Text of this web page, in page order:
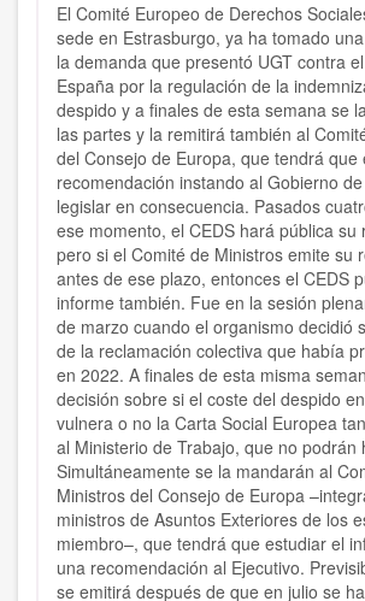
El Comité Europeo de Derechos
sede en Estrasburgo, ya ha tomado
la demanda que presentó UGT contra
España por la regulación de la
despido y a finales de esta semana se
las partes y la remitirá también al
del Consejo de Europa, que tendrá que
recomendación instando al Gobierno
legislar en consecuencia. Pasados
ese momento, el CEDS hará pública su
pero si el Comité de Ministros emite su
antes de ese plazo, entonces el CEDS
informe también. Fue en la sesión
de marzo cuando el organismo decidió
de la reclamación colectiva que había
en 2022. A finales de esta misma
decisión sobre si el coste del despido
vulnera o no la Carta Social Europea
al Ministerio de Trabajo, que no podrán
Simultáneamente se la mandarán al
Ministros del Consejo de Europa
ministros de Asuntos Exteriores de los
miembro–, que tendrá que estudiar el
una recomendación al Ejecutivo.
se emitirá después de que en julio se